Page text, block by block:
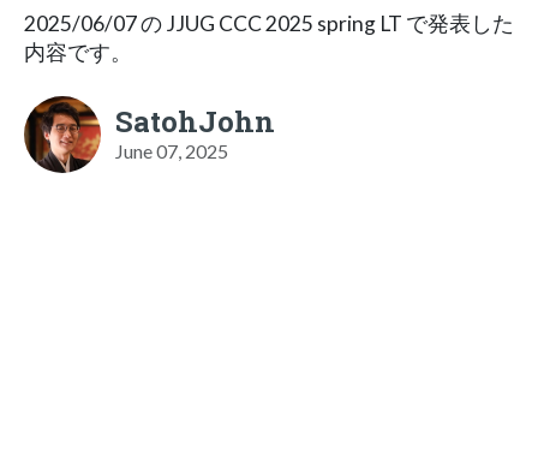
2025/06/07 の JJUG CCC 2025 spring LT で発表した
内容です。
SatohJohn
June 07, 2025